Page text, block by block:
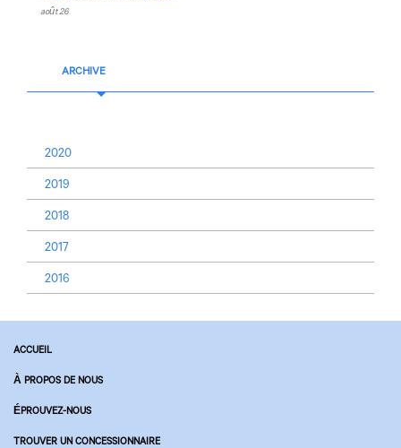
août 26
ARCHIVE
2020
2019
2018
2017
2016
ACCUEIL
À PROPOS DE NOUS
ÉPROUVEZ-NOUS
TROUVER UN CONCESSIONNAIRE